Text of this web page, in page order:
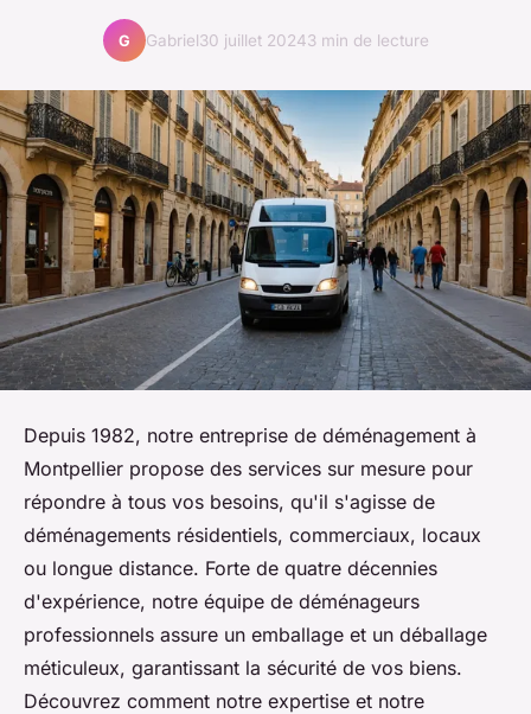
G Gabriel30 juillet 20243 min de lecture
Depuis 1982, notre entreprise de déménagement à
Montpellier propose des services sur mesure pour
répondre à tous vos besoins, qu'il s'agisse de
déménagements résidentiels, commerciaux, locaux
ou longue distance. Forte de quatre décennies
d'expérience, notre équipe de déménageurs
professionnels assure un emballage et un déballage
méticuleux, garantissant la sécurité de vos biens.
Découvrez comment notre expertise et notre